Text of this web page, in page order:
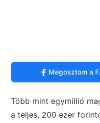
Megosztom a
Több mint egymillió
a teljes, 200 ezer